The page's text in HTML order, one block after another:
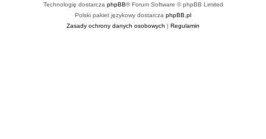
Technologię dostarcza phpBB® Forum Software © phpBB Limited
Polski pakiet językowy dostarcza phpBB.pl
Zasady ochrony danych osobowych | Regulamin